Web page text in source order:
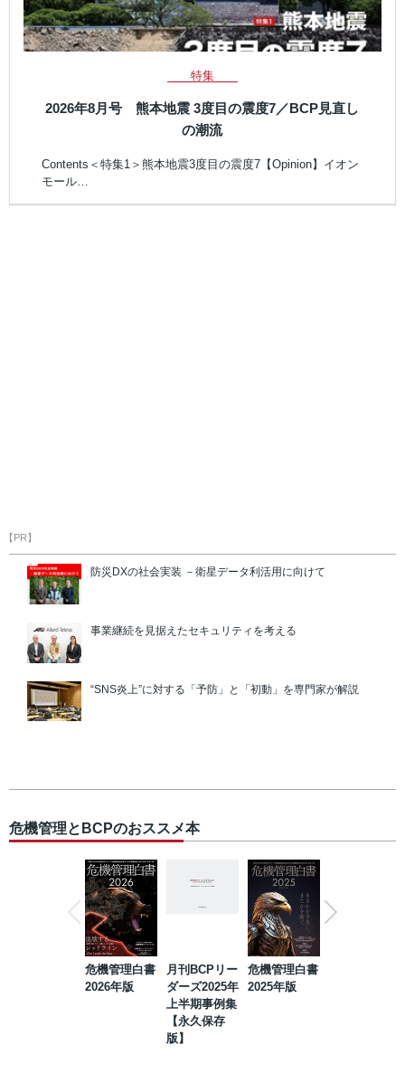
特集
2026年8月号 熊本地震 3度目の震度7／BCP見直し
の潮流
Contents＜特集1＞熊本地震3度目の震度7【Opinion】イオン
モール…
【PR】
防災DXの社会実装 －衛星データ利活用に向けて
事業継続を見据えたセキュリティを考える
“SNS炎上”に対する「予防」と「初動」を専門家が解説
危機管理とBCPのおススメ本
危機管理白書
2026年版
月刊BCPリー
ダーズ2025年
上半期事例集
【永久保存
版】
危機管理白書
2025年版